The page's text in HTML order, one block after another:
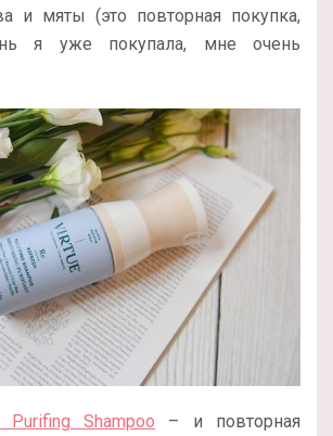
и мяты (это повторная покупка,
я уже покупала, мне очень
Shampoo – и повторная